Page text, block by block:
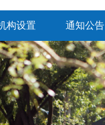
构设置 通知公告